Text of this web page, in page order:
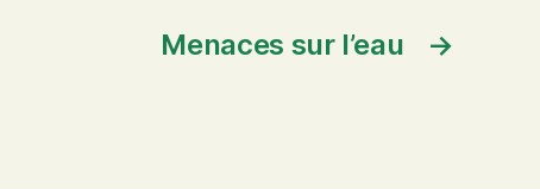
→
Menaces sur l’eau